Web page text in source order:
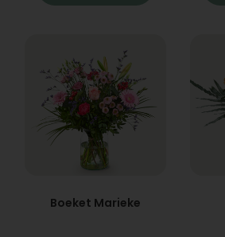
Boeket Marieke